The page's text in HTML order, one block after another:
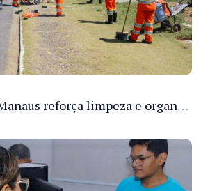
Prefeitura de Manaus reforça limpeza e organização dos cemiterios municipais para receber famílias no Dia dos Pais